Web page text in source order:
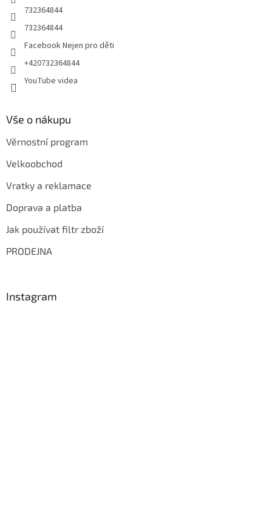
732364844
732364844
Facebook Nejen pro děti
+420732364844
YouTube videa
Vše o nákupu
Věrnostní program
Velkoobchod
Vratky a reklamace
Doprava a platba
Jak používat filtr zboží
PRODEJNA
Instagram